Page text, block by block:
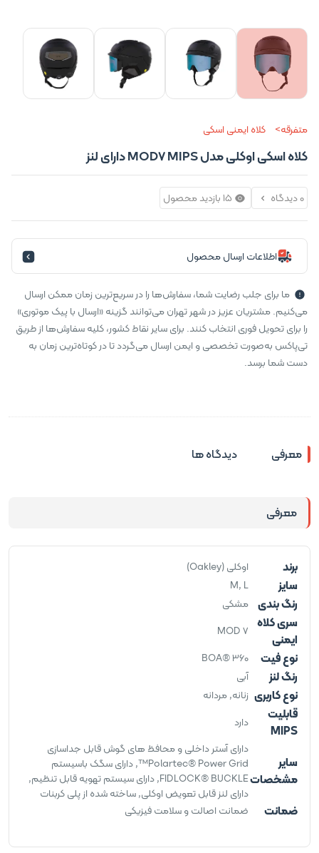
متفرقه کلاه ایمنی اسکی
کلاه اسکی اوکلی مدل MOD7 MIPS دارای لنز
0 دیدگاه 15 بازدید محصول
اطلاعات ارسال محصول
ما برای جلب رضایت شما، سفارش‌ها را در سریع‌ترین زمان ممکن ارسال
می‌کنیم. مشتریان عزیز در شهر تهران می‌توانند گزینه «ارسال با پیک موتوری»
را برای تحویل فوری انتخاب کنند. برای سایر نقاط کشور، کلیه سفارش‌ها از طریق
تی‌پاکس به‌صورت تخصصی و ایمن ارسال می‌گردد تا در کوتاه‌ترین زمان به
دست شما برسد.
معرفی دیدگاه ها
معرفی
برند اوکلی (Oakley)
سایز M, L
رنگ بندی مشکی
سری کلاه
ایمنی
MOD 7
نوع فیت BOA® 360
رنگ لنز آبی
نوع کاربری زنانه, مردانه
قابلیت
MIPS
دارد
سایر
مشخصات
دارای آستر داخلی و محافظ های گوش قابل جداسازی
Polartec® Power Grid™, دارای سگک باسیستم
FIDLOCK® BUCKLE, دارای سیستم تهویه قابل تنظیم,
دارای لنز قابل تعویض اوکلی, ساخته شده از پلی کربنات
ضمانت ضمانت اصالت و سلامت فیزیکی